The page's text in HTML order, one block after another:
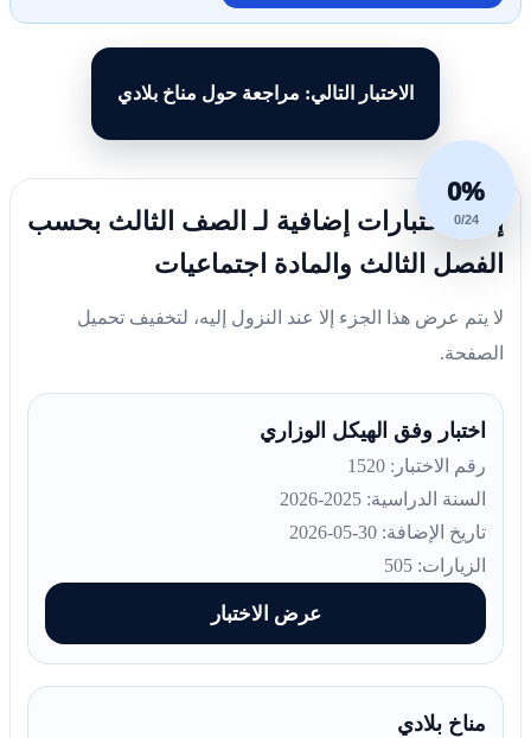
الاختبار التالي: مراجعة حول مناخ بلادي
0%
0/24
إليك اختبارات إضافية لـ الصف الثالث بحسب
الفصل الثالث والمادة اجتماعيات
لا يتم عرض هذا الجزء إلا عند النزول إليه، لتخفيف تحميل
الصفحة.
اختبار وفق الهيكل الوزاري
رقم الاختبار: 1520
السنة الدراسية: 2025-2026
تاريخ الإضافة: 30-05-2026
الزيارات: 505
عرض الاختبار
مناخ بلادي